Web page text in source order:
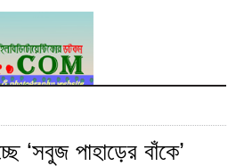
‘সবুজ পাহাড়ের বাঁকে’